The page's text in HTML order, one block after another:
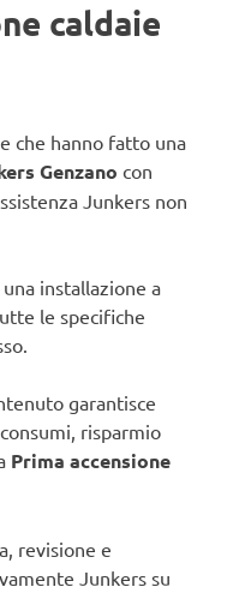
caldaie
che hanno fatto una
Genzano con
Junkers non
installazione a
le specifiche
garantisce
risparmio
Prima accensione
revisione e
Junkers su